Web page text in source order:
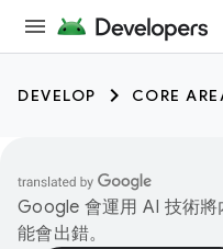
DEVELOP CORE
Google 會運用 AI 技術
能會出錯。